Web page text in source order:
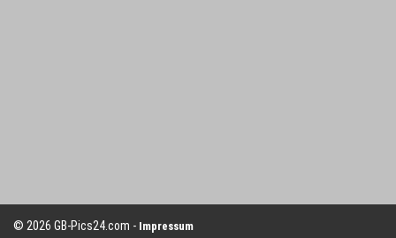
© 2026 GB-Pics24.com - Impressum